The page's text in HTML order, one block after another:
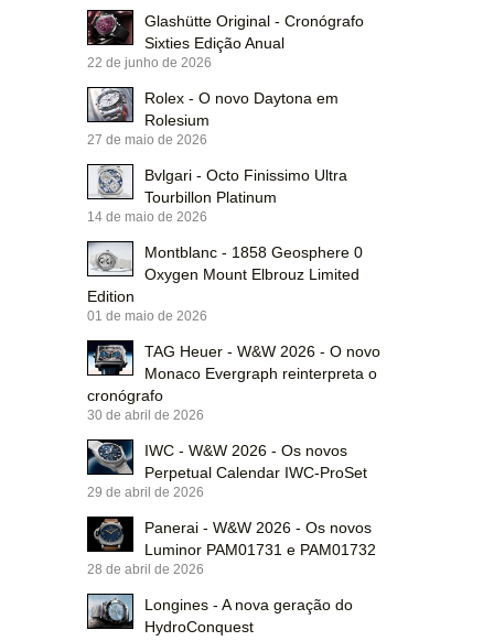
Glashütte Original - Cronógrafo
Sixties Edição Anual
22 de junho de 2026
Rolex - O novo Daytona em
Rolesium
27 de maio de 2026
Bvlgari - Octo Finissimo Ultra
Tourbillon Platinum
14 de maio de 2026
Montblanc - 1858 Geosphere 0
Oxygen Mount Elbrouz Limited
Edition
01 de maio de 2026
TAG Heuer - W&W 2026 - O novo
Monaco Evergraph reinterpreta o
cronógrafo
30 de abril de 2026
IWC - W&W 2026 - Os novos
Perpetual Calendar IWC-ProSet
29 de abril de 2026
Panerai - W&W 2026 - Os novos
Luminor PAM01731 e PAM01732
28 de abril de 2026
Longines - A nova geração do
HydroConquest